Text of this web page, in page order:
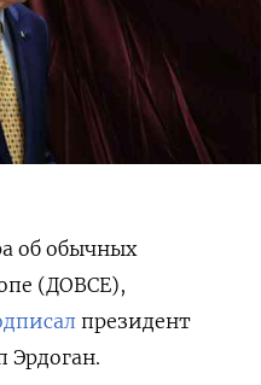
об обычных
(ДОВСЕ),
президент
Эрдоган.